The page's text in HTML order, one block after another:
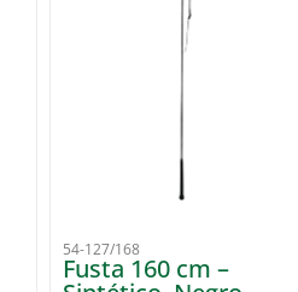
54-127/168
Fusta 160 cm –